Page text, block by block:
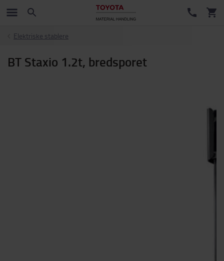
Elektriske stablere
BT Staxio 1.2t, bredsporet